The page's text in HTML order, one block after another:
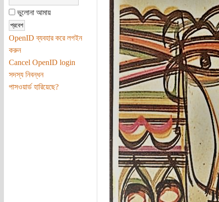
ভুলোনা আমায়
OpenID ব্যবহার করে লগইন
করুন
Cancel OpenID login
সদস্য নিবন্ধন
পাসওয়ার্ড হারিয়েছে?